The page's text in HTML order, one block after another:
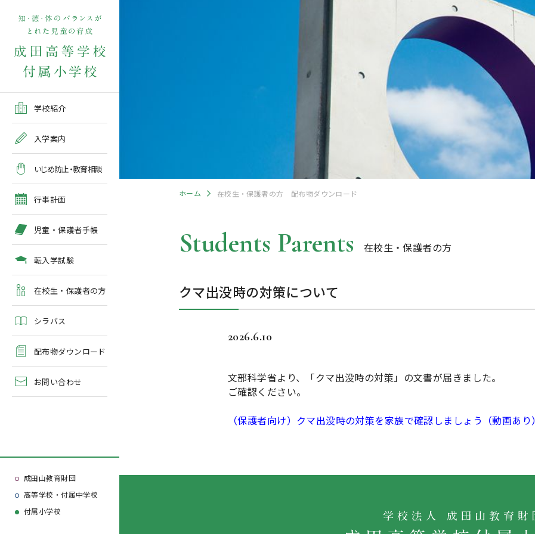
学校紹介
教育課程
年間行事
施設紹介
アクセスマップ
よくある質問
入学案内
募集要項
出願方法
入学検査
入学検査関係行事等の呼
びかけ
学校案内・資料請求
いじめ防止・教育相談
行事計画
５月の行事予定
６月の行事予定
７月・８月の行事予定
児童・保護者手帳
転入学試験
在校生・保護者の方
緊急時・警報発令時の対
処について
臨時休校等の特別措置に
シラバス
配布物ダウンロード
お問い合わせ
成田山教育財団
高等学校・付属中学校
付属小学校
ホーム 在校生・保護者の方 配布物ダウンロード
Students Parents 在校生・保護者の方
クマ出没時の対策について
2026.6.10
文部科学省より、「クマ出没時の対策」の文書が届きました。
ご確認ください。
（保護者向け）クマ出没時の対策を家族で確認しましょう（動画あり）